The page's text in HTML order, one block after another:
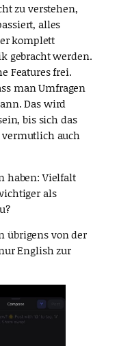
zu verstehen,
alles
komplett
gebracht werden.
Features frei.
man Umfragen
Das wird
bis sich das
vermutlich auch
haben: Vielfalt
als
übrigens von der
English zur